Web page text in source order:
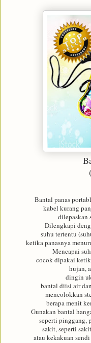
Bantal panas
kabel kurang
dilepaskan
Dilengkapi
suhu tertentu
ketika panasnya
Mencapai
cocok dipakai
hujan,
dingin
bantal diisi air
mencolokkan
berapa menit
Gunakan bantal
seperti pinggang,
sakit, seperti
atau kekakuan